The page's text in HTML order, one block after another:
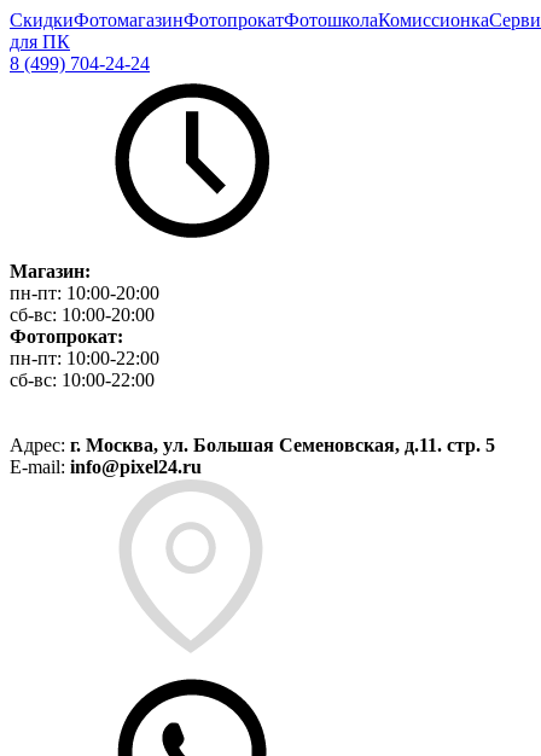
СкидкиФотомагазинФотопрокатФотошколаКомиссионка
для ПК
8 (499) 704-24-24
Магазин:
пн-пт: 10:00-20:00
сб-вс: 10:00-20:00
Фотопрокат:
пн-пт: 10:00-22:00
сб-вс: 10:00-22:00
Адрес: г. Москва, ул. Большая Семеновская, д.11. стр. 5
E-mail: info@pixel24.ru